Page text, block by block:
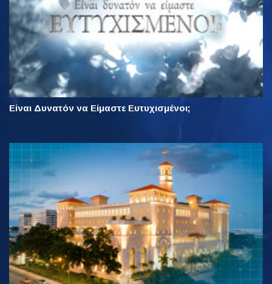
Είναι Δυνατόν να Είμαστε Ευτυχισμένοι;